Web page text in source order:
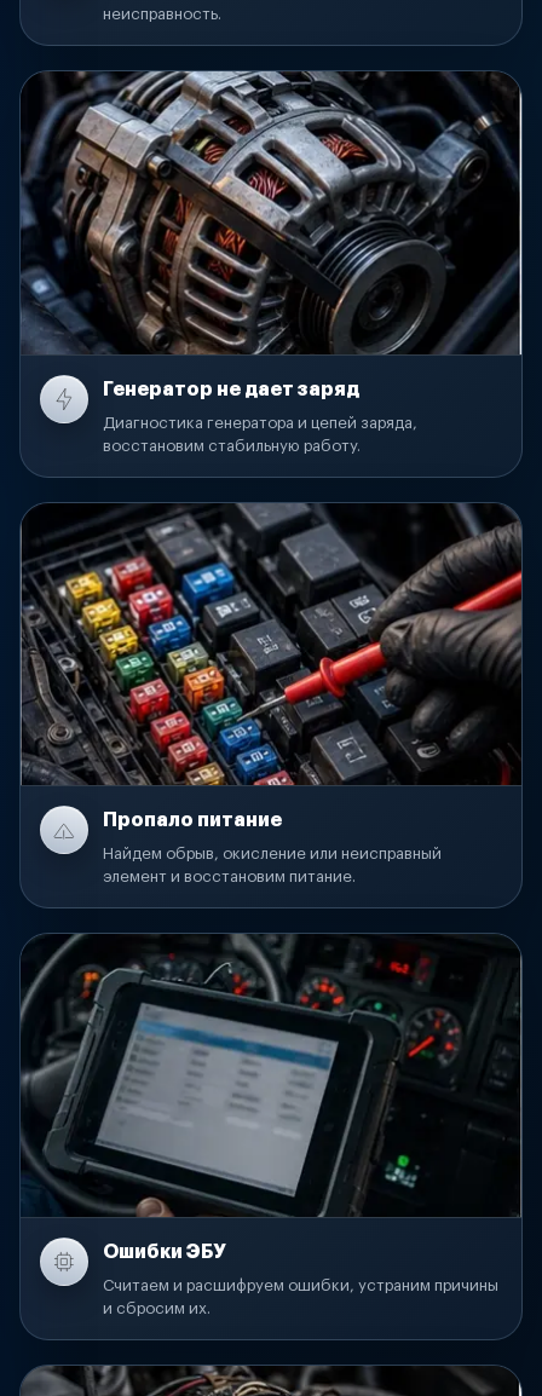
неисправность.
Генератор не дает заряд
Диагностика генератора и цепей заряда,
восстановим стабильную работу.
Пропало питание
Найдем обрыв, окисление или неисправный
элемент и восстановим питание.
Ошибки ЭБУ
Считаем и расшифруем ошибки, устраним причины
и сбросим их.